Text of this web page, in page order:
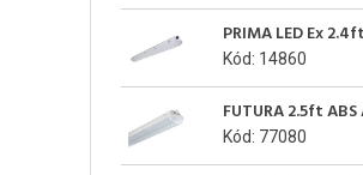
PRIMA LED Ex
Kód: 14860
FUTURA 2.5ft
Kód: 77080